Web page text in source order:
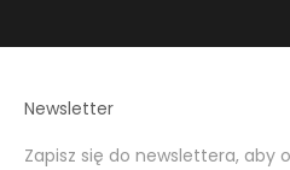
Newsletter
Zapisz się do newslettera, aby